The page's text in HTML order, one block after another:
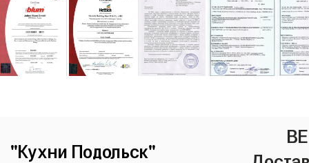
"Кухни Подольск"